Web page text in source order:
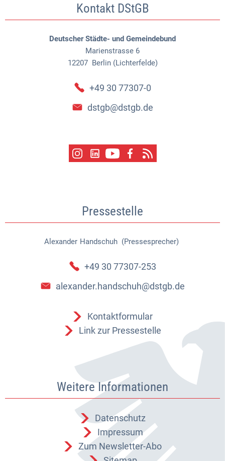
Kontakt DStGB
Deutscher Städte- und Gemeindebund
Marienstrasse 6
12207 Berlin (Lichterfelde)
+49 30 77307-0
dstgb@dstgb.de
Pressestelle
Alexander Handschuh (Pressesprecher)
Alexander Handschuh
+49 30 77307-253
alexander.handschuh@dstgb.de
Kontaktformular
Link zur Pressestelle
Weitere Informationen
Datenschutz
Impressum
Zum Newsletter-Abo